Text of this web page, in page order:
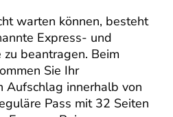
warten können, besteht
Express- und
beantragen. Beim
Sie Ihr
Aufschlag innerhalb von
Pass mit 32 Seiten